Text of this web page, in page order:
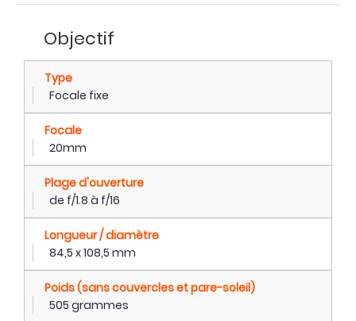
Objectif
Type
Focale fixe
Focale
20mm
Plage d'ouverture
de f/1.8 à f/16
Longueur / diamètre
84,5 x 108,5 mm
Poids (sans couvercles et pare-soleil)
505 grammes